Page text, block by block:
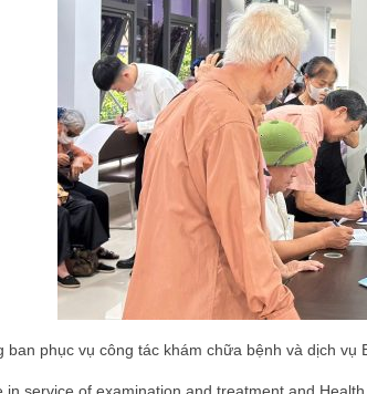
ban phục vụ công tác khám chữa bệnh và dịch vụ